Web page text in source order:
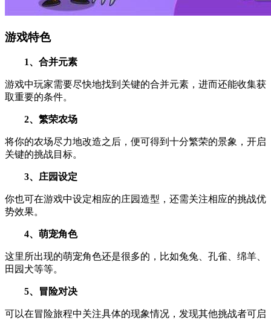
游戏特色
1、合并元素
游戏中玩家需要尽快地找到关键的合并元素，进而还能收集获
取重要的条件。
2、繁荣农场
将你的农场尽力地改造之后，便可得到十分繁荣的景象，开启
关键的挑战目标。
3、庄园设定
你也可在游戏中设定相应的庄园造型，还需关注相应的挑战优
势效果。
4、萌宠角色
这里所出现的萌宠角色还是很多的，比如兔兔、孔雀、绵羊、
田园犬等等。
5、冒险对决
可以在冒险旅程中关注具体的现象情况，发现其他挑战者可启